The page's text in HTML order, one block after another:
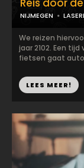
Reis door
NIJMEGEN
We reizen
jaar 2102. Een
fietsen gaat
LEES MEER!